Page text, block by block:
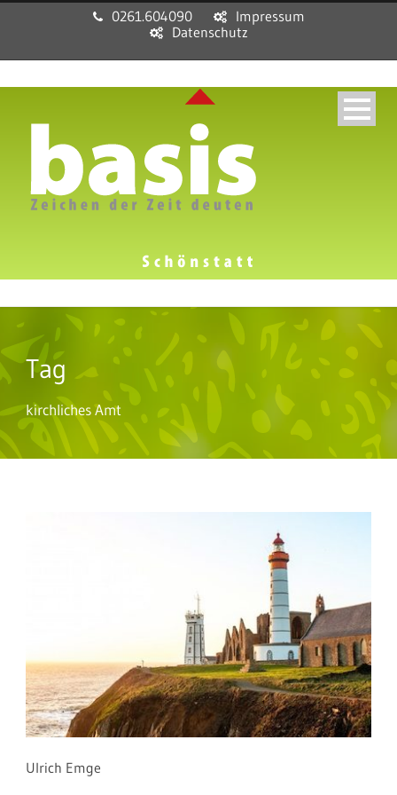
0261.604090
Impressum
Datenschutz
Tag
kirchliches Amt
Ulrich Emge